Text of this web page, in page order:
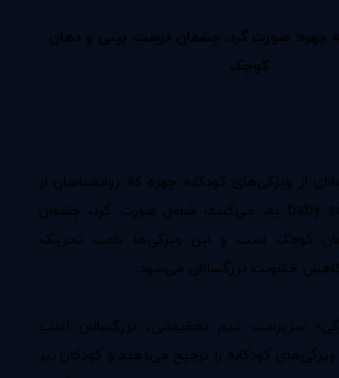
چهره: صورت گرد، چشمان درشت، بینی و دهان
کوچک
از ویژگی‌های کودکانه چهره که روانشناسان از
آن با تعبیر baby schema یاد می‌کنند، شامل صورت گرد، چشمان
کوچک است و این ویژگی‌ها باعث تحریک
کاهش خشونت بزرگسالان می‌شود.
سرپرست تیم تحقیقاتی، بزرگسالان اغلب
ویژگی‌های کودکانه را ترجیح می‌دهند و کودکان نیز